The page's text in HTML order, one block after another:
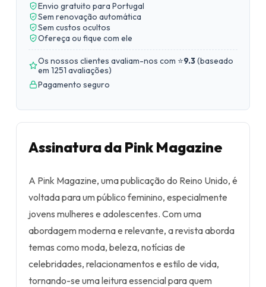
Envio gratuito para Portugal
Sem renovação automática
Sem custos ocultos
Ofereça ou fique com ele
Os nossos clientes avaliam-nos com ⭐9.3(baseado
em 1251 avaliações)
Pagamento seguro
Assinatura da Pink Magazine
A Pink Magazine, uma publicação do Reino Unido, é
voltada para um público feminino, especialmente
jovens mulheres e adolescentes. Com uma
abordagem moderna e relevante, a revista aborda
temas como moda, beleza, notícias de
celebridades, relacionamentos e estilo de vida,
tornando-se uma leitura essencial para quem